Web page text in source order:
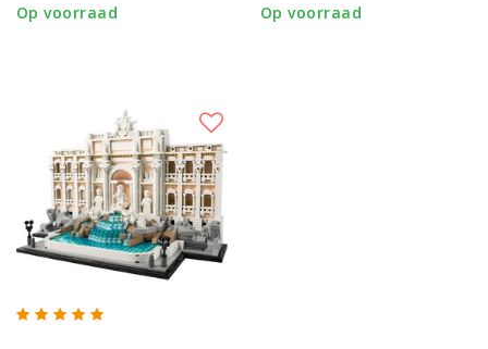
Op voorraad Op voorraad